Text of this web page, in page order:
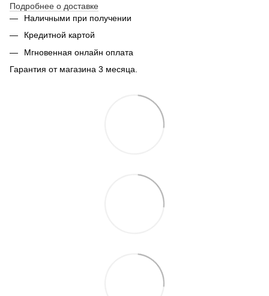
Подробнее о доставке
Наличными при получении
Кредитной картой
Мгновенная онлайн оплата
Гарантия от магазина 3 месяца.